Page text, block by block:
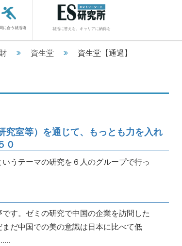
に合う就活術 就活に答えを、キャリアに納得を
資生堂 資生堂【通過】
室等）を通じて、もっとも力を入れ
０
うテーマの研究を６人のグループで行っ
す。ゼミの研究で中国の企業を訪問した
だ中国での美の意識は日本に比べて低